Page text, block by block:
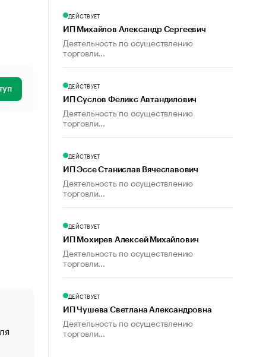
«От спорта тело стареет иначе». Как живет глава
создавшей GTA
ДЕЙСТВУЕТ
ИП Михайлов Александр Сергеевич
Деятельность по осуществлению
торговли...
ДЕЙСТВУЕТ
ИП Суслов Феликс Автандилович
Деятельность по осуществлению
торговли...
ДЕЙСТВУЕТ
ИП Эссе Станислав Вячеславович
Деятельность по осуществлению
торговли...
ДЕЙСТВУЕТ
ИП Мохирев Алексей Михайлович
Деятельность по осуществлению
торговли...
ДЕЙСТВУЕТ
ИП Чушева Светлана Александровна
Деятельность по осуществлению
торговли...